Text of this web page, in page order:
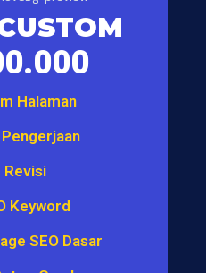
Halaman
Revisi
Keyword
SEO Dasar